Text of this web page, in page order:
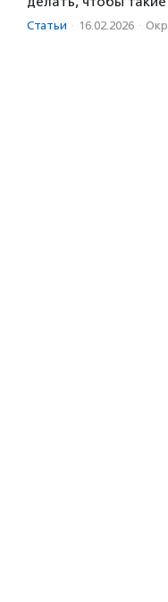
Статьи · 16.02.2026 ·